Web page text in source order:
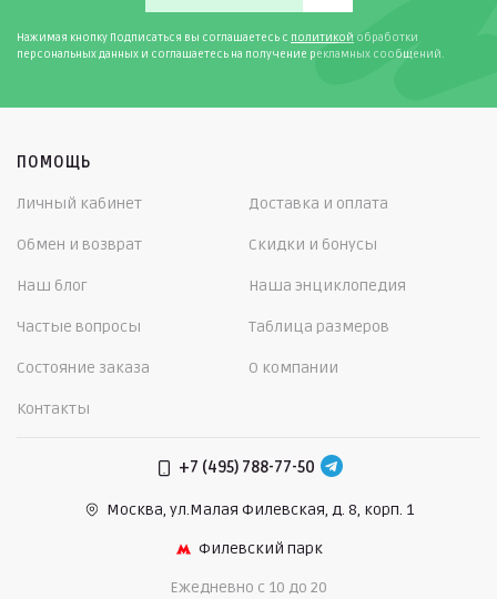
Нажимая кнопку Подписаться вы соглашаетесь с политикой обработки
персональных данных и соглашаетесь на получение рекламных сообщений.
ПОМОЩЬ
Личный кабинет Доставка и оплата
Обмен и возврат Скидки и бонусы
Наш блог Наша энциклопедия
Частые вопросы Таблица размеров
Состояние заказа О компании
Контакты
+7 (495) 788-77-50
Москва, ул.Малая Филевская, д. 8, корп. 1
Филевский парк
Ежедневно c 10 до 20